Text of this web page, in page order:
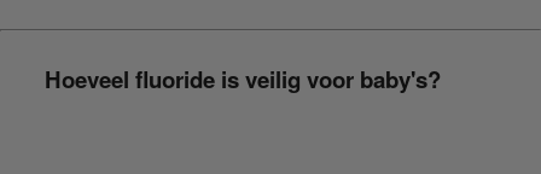
Hoeveel fluoride is veilig voor baby's?